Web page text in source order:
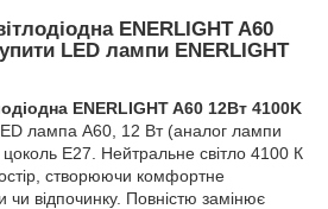
ENERLIGHT A60
LED лампи ENERLIGHT
ENERLIGHT A60 12Вт 4100K
лампа A60, 12 Вт (аналог лампи
E27. Нейтральне світло 4100 К
створюючи комфортне
відпочинку. Повністю замінює